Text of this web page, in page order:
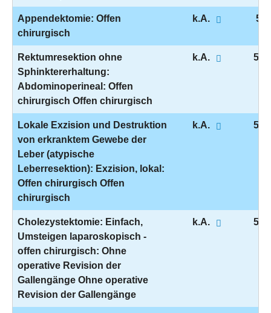
Appendektomie: Offen
chirurgisch
k.A. 5-
Rektumresektion ohne
Sphinktererhaltung:
Abdominoperineal: Offen
chirurgisch Offen chirurgisch
k.A. 5-
Lokale Exzision und Destruktion
von erkranktem Gewebe der
Leber (atypische
Leberresektion): Exzision, lokal:
Offen chirurgisch Offen
chirurgisch
k.A. 5-
Cholezystektomie: Einfach,
Umsteigen laparoskopisch -
offen chirurgisch: Ohne
operative Revision der
Gallengänge Ohne operative
Revision der Gallengänge
k.A. 5-